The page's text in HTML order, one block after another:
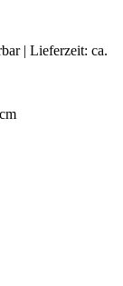
| Lieferzeit: ca.